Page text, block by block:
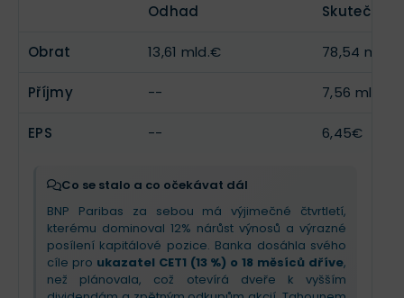
Odhad Skutečnost
Obrat 13,61 mld.€ 78,54 mld.€
Příjmy -- 7,56 mld.€
EPS -- 6,45€
Co se stalo a co očekávat dál
BNP Paribas za sebou má výjimečné čtvrtletí,
kterému dominoval 12% nárůst výnosů a výrazné
posílení kapitálové pozice. Banka dosáhla svého
cíle pro ukazatel CET1 (13 %) o 18 měsíců dříve,
než plánovala, což otevírá dveře k vyšším